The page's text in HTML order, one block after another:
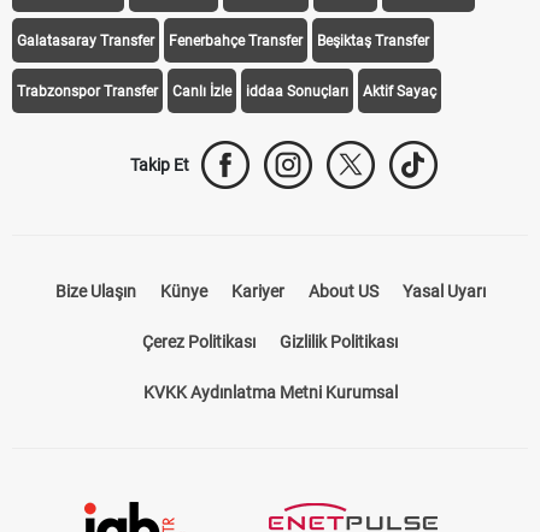
Galatasaray Transfer Fenerbahçe Transfer Beşiktaş Transfer
Trabzonspor Transfer Canlı İzle iddaa Sonuçları Aktif Sayaç
Takip Et
Bize Ulaşın Künye Kariyer About US Yasal Uyarı
Çerez Politikası Gizlilik Politikası
KVKK Aydınlatma Metni Kurumsal